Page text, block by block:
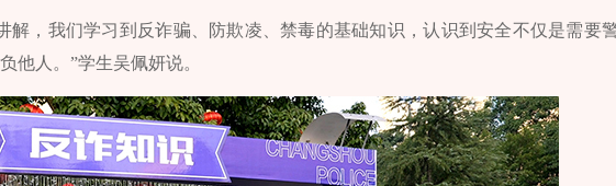
解，我们学习到反诈骗、防欺凌、禁毒的基础知识，认识到安全不仅是需要
他人。”学生吴佩妍说。